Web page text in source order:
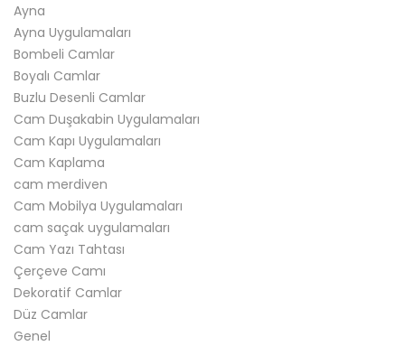
Ayna
Ayna Uygulamaları
Bombeli Camlar
Boyalı Camlar
Buzlu Desenli Camlar
Cam Duşakabin Uygulamaları
Cam Kapı Uygulamaları
Cam Kaplama
cam merdiven
Cam Mobilya Uygulamaları
cam saçak uygulamaları
Cam Yazı Tahtası
Çerçeve Camı
Dekoratif Camlar
Düz Camlar
Genel